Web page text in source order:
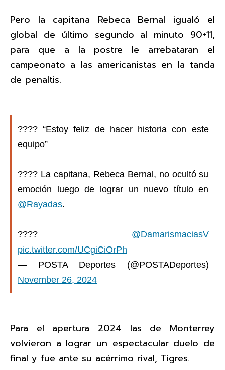
Pero la capitana Rebeca Bernal igualó el
global de último segundo al minuto 90+11,
para que a la postre le arrebataran el
campeonato a las americanistas en la tanda
de penaltis.
????️ “Estoy feliz de hacer historia con este
equipo”
???? La capitana, Rebeca Bernal, no ocultó su
emoción luego de lograr un nuevo título en
@Rayadas.
???? @DamarismaciasV
pic.twitter.com/UCgiCiOrPh
— POSTA Deportes (@POSTADeportes)
November 26, 2024
Para el apertura 2024 las de Monterrey
volvieron a lograr un espectacular duelo de
final y fue ante su acérrimo rival, Tigres.